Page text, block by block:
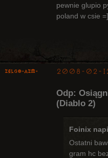
pewnie glupio
poland w csie
ZelgO-AZM- 2008-02-
Odp:
(Diablo 2)
Foinix
Ostatni
gram hc